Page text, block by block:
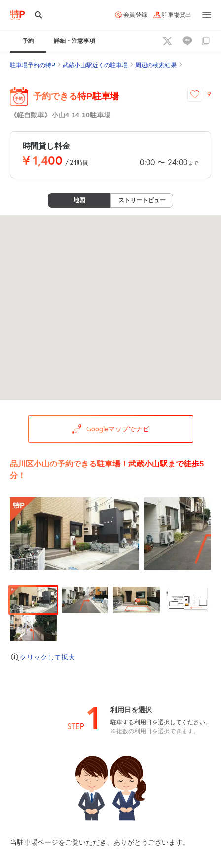
会員登録 駐車場貸出
予約 詳細・注意事項
駐車場予約の特P 武蔵小山駅近くの駐車場 周辺の検索結果
予約できる特P駐車場
《軽自動車》小山4-14-10駐車場
9
時間貸し料金
¥1,400 /24時間 0:00 〜 24:00 まで
地図 ストリートビュー
Googleマップでナビ
品川区小山の予約できる駐車場！武蔵小山駅まで徒歩5
分！
クリックして拡大
STEP 1 利用日を選択
駐車する利用日を選択してください。
※複数の利用日を選択できます。
当駐車場ページをご覧いただき、ありがとうございます。